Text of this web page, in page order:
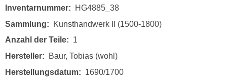
Inventarnummer
HG4885_38
Sammlung
Kunsthandwerk II (1500-1800)
Anzahl der Teile
1
Hersteller
Baur, Tobias (wohl)
Herstellungsdatum
1690/1700